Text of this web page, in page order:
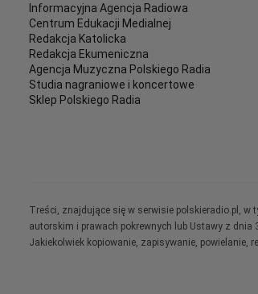
Informacyjna Agencja Radiowa
Centrum Edukacji Medialnej
Redakcja Katolicka
Redakcja Ekumeniczna
Agencja Muzyczna Polskiego Radia
Studia nagraniowe i koncertowe
Sklep Polskiego Radia
Treści, znajdujące się w serwisie polskieradio.pl,
autorskim i prawach pokrewnych lub Ustawy z dnia
Jakiekolwiek kopiowanie, zapisywanie, powielanie,